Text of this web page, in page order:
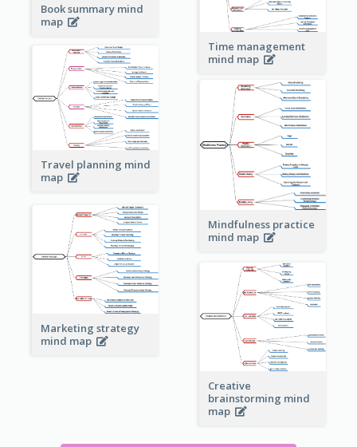
Book summary mind
map
Time management
mind map
Travel planning mind
map
Mindfulness practice
mind map
Marketing strategy
mind map
Creative
brainstorming mind
map